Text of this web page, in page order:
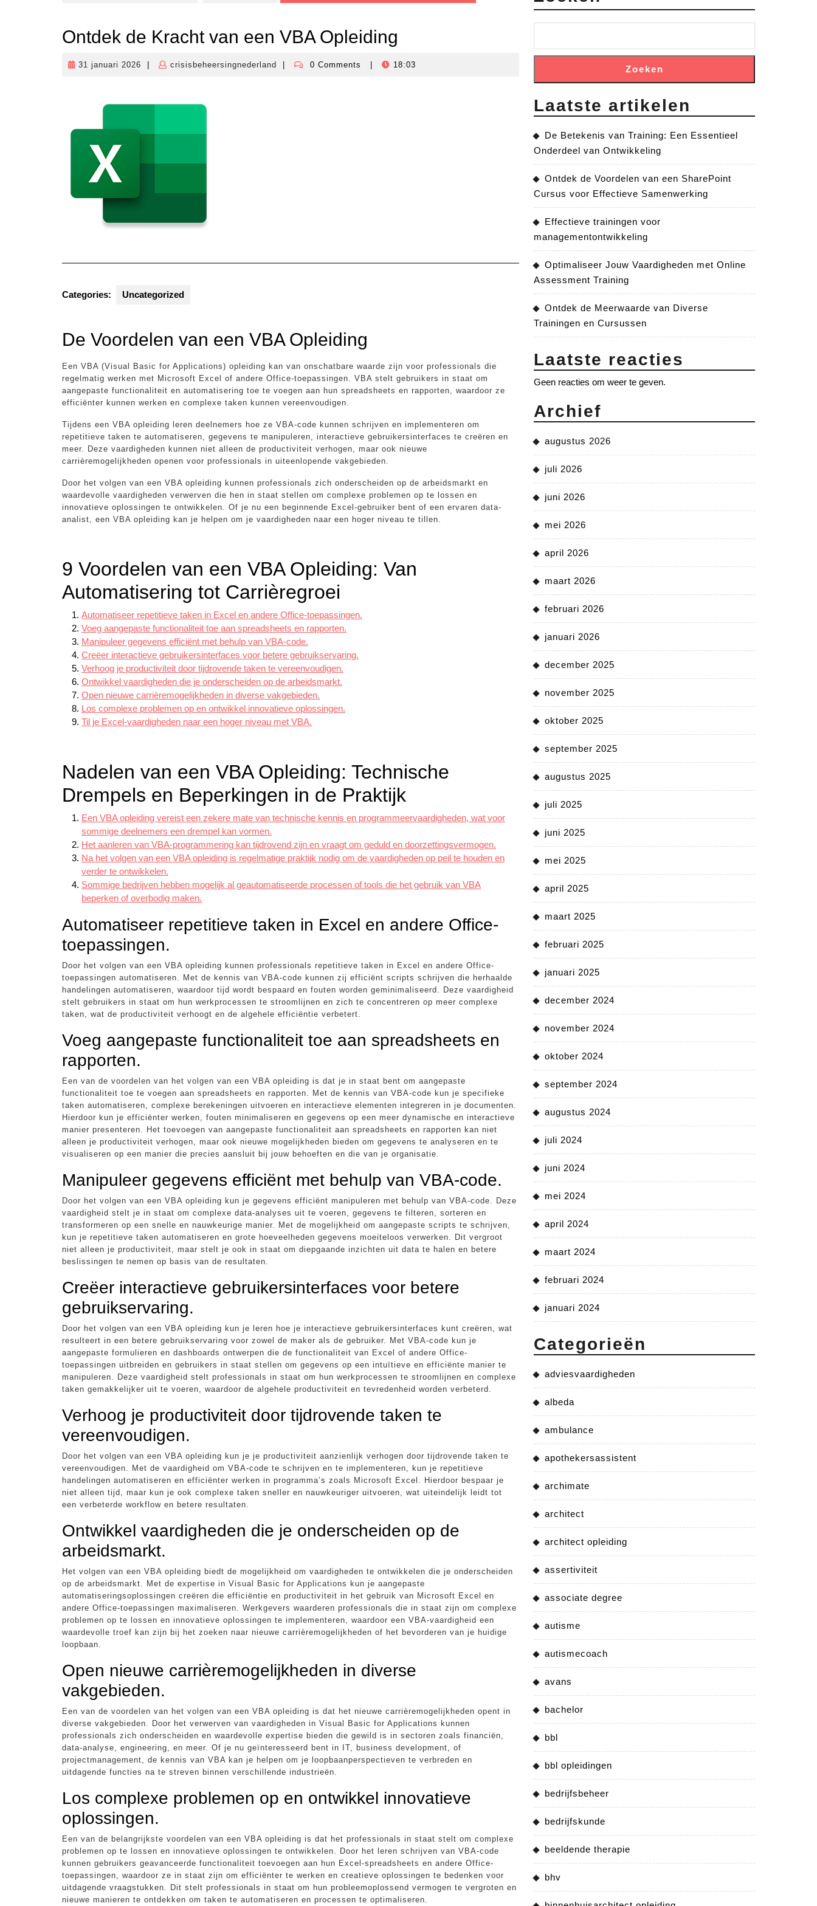
Ontdek de Kracht van een VBA Opleiding
31 januari 2026
31
crisisbeheersingnederland
crisisbeheersingnederland
0 Comments 18:03
Categories: Uncategorized
De Voordelen van een VBA Opleiding
Een VBA (Visual Basic for Applications) opleiding kan van onschatbare waarde zijn voor professionals die
regelmatig werken met Microsoft Excel of andere Office-toepassingen. VBA stelt gebruikers in staat om
aangepaste functionaliteit en automatisering toe te voegen aan hun spreadsheets en rapporten, waardoor ze
efficiënter kunnen werken en complexe taken kunnen vereenvoudigen.
Tijdens een VBA opleiding leren deelnemers hoe ze VBA-code kunnen schrijven en implementeren om
repetitieve taken te automatiseren, gegevens te manipuleren, interactieve gebruikersinterfaces te creëren en
meer. Deze vaardigheden kunnen niet alleen de productiviteit verhogen, maar ook nieuwe
carrièremogelijkheden openen voor professionals in uiteenlopende vakgebieden.
Door het volgen van een VBA opleiding kunnen professionals zich onderscheiden op de arbeidsmarkt en
waardevolle vaardigheden verwerven die hen in staat stellen om complexe problemen op te lossen en
innovatieve oplossingen te ontwikkelen. Of je nu een beginnende Excel-gebruiker bent of een ervaren data-
analist, een VBA opleiding kan je helpen om je vaardigheden naar een hoger niveau te tillen.
9 Voordelen van een VBA Opleiding: Van
Automatisering tot Carrièregroei
Automatiseer repetitieve taken in Excel en andere Office-toepassingen.
Voeg aangepaste functionaliteit toe aan spreadsheets en rapporten.
Manipuleer gegevens efficiënt met behulp van VBA-code.
Creëer interactieve gebruikersinterfaces voor betere gebruikservaring.
Verhoog je productiviteit door tijdrovende taken te vereenvoudigen.
Ontwikkel vaardigheden die je onderscheiden op de arbeidsmarkt.
Open nieuwe carrièremogelijkheden in diverse vakgebieden.
Los complexe problemen op en ontwikkel innovatieve oplossingen.
Til je Excel-vaardigheden naar een hoger niveau met VBA.
Nadelen van een VBA Opleiding: Technische
Drempels en Beperkingen in de Praktijk
Een VBA opleiding vereist een zekere mate van technische kennis en programmeervaardigheden, wat voor
sommige deelnemers een drempel kan vormen.
Het aanleren van VBA-programmering kan tijdrovend zijn en vraagt om geduld en doorzettingsvermogen.
Na het volgen van een VBA opleiding is regelmatige praktijk nodig om de vaardigheden op peil te houden en
verder te ontwikkelen.
Sommige bedrijven hebben mogelijk al geautomatiseerde processen of tools die het gebruik van VBA
beperken of overbodig maken.
Automatiseer repetitieve taken in Excel en andere Office-
toepassingen.
Door het volgen van een VBA opleiding kunnen professionals repetitieve taken in Excel en andere Office-
toepassingen automatiseren. Met de kennis van VBA-code kunnen zij efficiënt scripts schrijven die herhaalde
handelingen automatiseren, waardoor tijd wordt bespaard en fouten worden geminimaliseerd. Deze vaardigheid
stelt gebruikers in staat om hun werkprocessen te stroomlijnen en zich te concentreren op meer complexe
taken, wat de productiviteit verhoogt en de algehele efficiëntie verbetert.
Voeg aangepaste functionaliteit toe aan spreadsheets en
rapporten.
Een van de voordelen van het volgen van een VBA opleiding is dat je in staat bent om aangepaste
functionaliteit toe te voegen aan spreadsheets en rapporten. Met de kennis van VBA-code kun je specifieke
taken automatiseren, complexe berekeningen uitvoeren en interactieve elementen integreren in je documenten.
Hierdoor kun je efficiënter werken, fouten minimaliseren en gegevens op een meer dynamische en interactieve
manier presenteren. Het toevoegen van aangepaste functionaliteit aan spreadsheets en rapporten kan niet
alleen je productiviteit verhogen, maar ook nieuwe mogelijkheden bieden om gegevens te analyseren en te
visualiseren op een manier die precies aansluit bij jouw behoeften en die van je organisatie.
Manipuleer gegevens efficiënt met behulp van VBA-code.
Door het volgen van een VBA opleiding kun je gegevens efficiënt manipuleren met behulp van VBA-code. Deze
vaardigheid stelt je in staat om complexe data-analyses uit te voeren, gegevens te filteren, sorteren en
transformeren op een snelle en nauwkeurige manier. Met de mogelijkheid om aangepaste scripts te schrijven,
kun je repetitieve taken automatiseren en grote hoeveelheden gegevens moeiteloos verwerken. Dit vergroot
niet alleen je productiviteit, maar stelt je ook in staat om diepgaande inzichten uit data te halen en betere
beslissingen te nemen op basis van de resultaten.
Creëer interactieve gebruikersinterfaces voor betere
gebruikservaring.
Door het volgen van een VBA opleiding kun je leren hoe je interactieve gebruikersinterfaces kunt creëren, wat
resulteert in een betere gebruikservaring voor zowel de maker als de gebruiker. Met VBA-code kun je
aangepaste formulieren en dashboards ontwerpen die de functionaliteit van Excel of andere Office-
toepassingen uitbreiden en gebruikers in staat stellen om gegevens op een intuïtieve en efficiënte manier te
manipuleren. Deze vaardigheid stelt professionals in staat om hun werkprocessen te stroomlijnen en complexe
taken gemakkelijker uit te voeren, waardoor de algehele productiviteit en tevredenheid worden verbeterd.
Verhoog je productiviteit door tijdrovende taken te
vereenvoudigen.
Door het volgen van een VBA opleiding kun je je productiviteit aanzienlijk verhogen door tijdrovende taken te
vereenvoudigen. Met de vaardigheid om VBA-code te schrijven en te implementeren, kun je repetitieve
handelingen automatiseren en efficiënter werken in programma’s zoals Microsoft Excel. Hierdoor bespaar je
niet alleen tijd, maar kun je ook complexe taken sneller en nauwkeuriger uitvoeren, wat uiteindelijk leidt tot
een verbeterde workflow en betere resultaten.
Ontwikkel vaardigheden die je onderscheiden op de
arbeidsmarkt.
Het volgen van een VBA opleiding biedt de mogelijkheid om vaardigheden te ontwikkelen die je onderscheiden
op de arbeidsmarkt. Met de expertise in Visual Basic for Applications kun je aangepaste
automatiseringsoplossingen creëren die efficiëntie en productiviteit in het gebruik van Microsoft Excel en
andere Office-toepassingen maximaliseren. Werkgevers waarderen professionals die in staat zijn om complexe
problemen op te lossen en innovatieve oplossingen te implementeren, waardoor een VBA-vaardigheid een
waardevolle troef kan zijn bij het zoeken naar nieuwe carrièremogelijkheden of het bevorderen van je huidige
loopbaan.
Open nieuwe carrièremogelijkheden in diverse
vakgebieden.
Een van de voordelen van het volgen van een VBA opleiding is dat het nieuwe carrièremogelijkheden opent in
diverse vakgebieden. Door het verwerven van vaardigheden in Visual Basic for Applications kunnen
professionals zich onderscheiden en waardevolle expertise bieden die gewild is in sectoren zoals financiën,
data-analyse, engineering, en meer. Of je nu geïnteresseerd bent in IT, business development, of
projectmanagement, de kennis van VBA kan je helpen om je loopbaanperspectieven te verbreden en
uitdagende functies na te streven binnen verschillende industrieën.
Los complexe problemen op en ontwikkel innovatieve
oplossingen.
Een van de belangrijkste voordelen van een VBA opleiding is dat het professionals in staat stelt om complexe
problemen op te lossen en innovatieve oplossingen te ontwikkelen. Door het leren schrijven van VBA-code
kunnen gebruikers geavanceerde functionaliteit toevoegen aan hun Excel-spreadsheets en andere Office-
toepassingen, waardoor ze in staat zijn om efficiënter te werken en creatieve oplossingen te bedenken voor
uitdagende vraagstukken. Dit stelt professionals in staat om hun probleemoplossend vermogen te vergroten en
nieuwe manieren te ontdekken om taken te automatiseren en processen te optimaliseren.
Zoeken
Laatste artikelen
De Betekenis van Training: Een Essentieel
Onderdeel van Ontwikkeling
Ontdek de Voordelen van een SharePoint
Cursus voor Effectieve Samenwerking
Effectieve trainingen voor
managementontwikkeling
Optimaliseer Jouw Vaardigheden met Online
Assessment Training
Ontdek de Meerwaarde van Diverse
Trainingen en Cursussen
Laatste reacties
Geen reacties om weer te geven.
Archief
augustus 2026
juli 2026
juni 2026
mei 2026
april 2026
maart 2026
februari 2026
januari 2026
december 2025
november 2025
oktober 2025
september 2025
augustus 2025
juli 2025
juni 2025
mei 2025
april 2025
maart 2025
februari 2025
januari 2025
december 2024
november 2024
oktober 2024
september 2024
augustus 2024
juli 2024
juni 2024
mei 2024
april 2024
maart 2024
februari 2024
januari 2024
Categorieën
adviesvaardigheden
albeda
ambulance
apothekersassistent
archimate
architect
architect opleiding
assertiviteit
associate degree
autisme
autismecoach
avans
bachelor
bbl
bbl opleidingen
bedrijfsbeheer
bedrijfskunde
beeldende therapie
bhv